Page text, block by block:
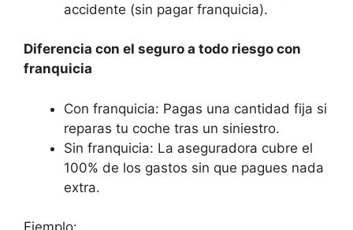
accidente (sin pagar franquicia).
Diferencia con el seguro a todo riesgo con
franquicia
Con franquicia: Pagas una cantidad fija si
reparas tu coche tras un siniestro.
Sin franquicia: La aseguradora cubre el
100% de los gastos sin que pagues nada
extra.